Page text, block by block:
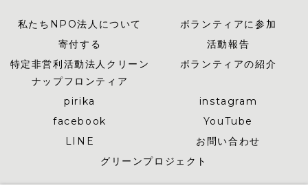
私たちNPO法人について
ボランティアに参加
寄付する
活動報告
特定非営利活動法人クリーン
ナップフロンティア
ボランティアの紹介
pirika
instagram
facebook
YouTube
LINE
お問い合わせ
グリーンプロジェクト